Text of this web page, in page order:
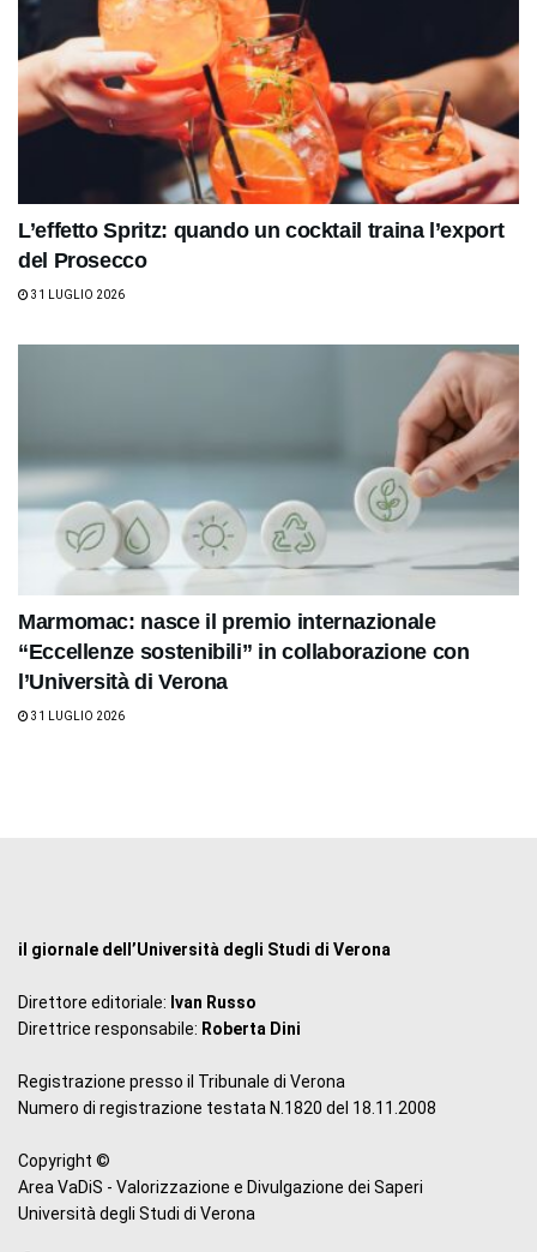
L’effetto Spritz: quando un cocktail traina l’export
del Prosecco
31 LUGLIO 2026
Marmomac: nasce il premio internazionale
“Eccellenze sostenibili” in collaborazione con
l’Università di Verona
31 LUGLIO 2026
il giornale dell’Università degli Studi di Verona
Direttore editoriale: Ivan Russo
Direttrice responsabile: Roberta Dini
Registrazione presso il Tribunale di Verona
Numero di registrazione testata N.1820 del 18.11.2008
Copyright ©
Area VaDiS - Valorizzazione e Divulgazione dei Saperi
Università degli Studi di Verona